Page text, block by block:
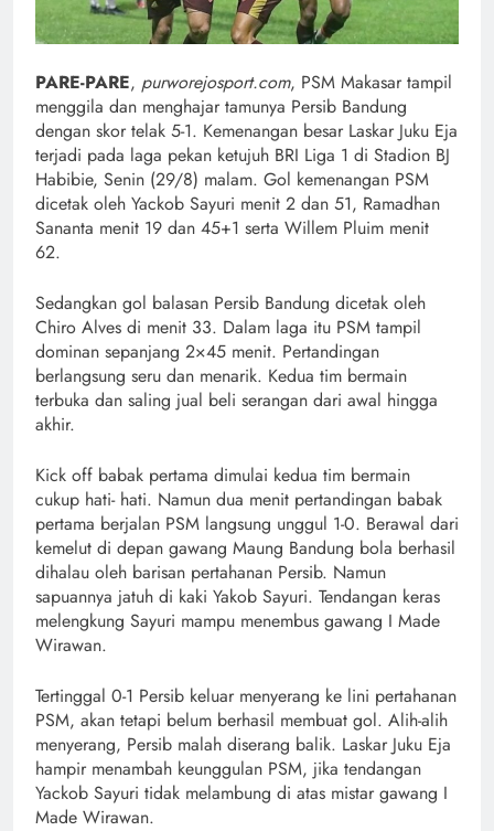
PARE-PARE, purworejosport.com, PSM Makasar tampil
menggila dan menghajar tamunya Persib Bandung
dengan skor telak 5-1. Kemenangan besar Laskar Juku Eja
terjadi pada laga pekan ketujuh BRI Liga 1 di Stadion BJ
Habibie, Senin (29/8) malam. Gol kemenangan PSM
dicetak oleh Yackob Sayuri menit 2 dan 51, Ramadhan
Sananta menit 19 dan 45+1 serta Willem Pluim menit
62.
Sedangkan gol balasan Persib Bandung dicetak oleh
Chiro Alves di menit 33. Dalam laga itu PSM tampil
dominan sepanjang 2×45 menit. Pertandingan
berlangsung seru dan menarik. Kedua tim bermain
terbuka dan saling jual beli serangan dari awal hingga
akhir.
Kick off babak pertama dimulai kedua tim bermain
cukup hati- hati. Namun dua menit pertandingan babak
pertama berjalan PSM langsung unggul 1-0. Berawal dari
kemelut di depan gawang Maung Bandung bola berhasil
dihalau oleh barisan pertahanan Persib. Namun
sapuannya jatuh di kaki Yakob Sayuri. Tendangan keras
melengkung Sayuri mampu menembus gawang I Made
Wirawan.
Tertinggal 0-1 Persib keluar menyerang ke lini pertahanan
PSM, akan tetapi belum berhasil membuat gol. Alih-alih
menyerang, Persib malah diserang balik. Laskar Juku Eja
hampir menambah keunggulan PSM, jika tendangan
Yackob Sayuri tidak melambung di atas mistar gawang I
Made Wirawan.